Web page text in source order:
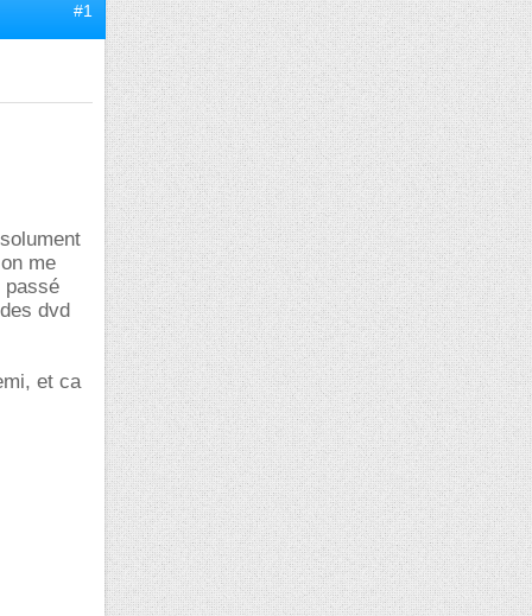
#1
me
passé
dvd
et ca